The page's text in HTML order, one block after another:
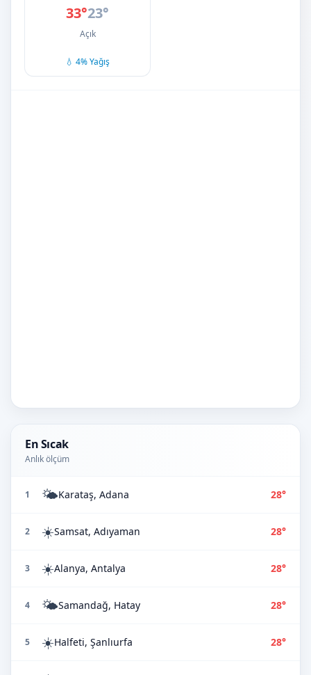
33°23°
Açık
💧 4% Yağış
En Sıcak
Anlık ölçüm
1 🌤️Karataş, Adana 28°
2 ☀️Samsat, Adıyaman 28°
3 ☀️Alanya, Antalya 28°
4 🌤️Samandağ, Hatay 28°
5 ☀️Halfeti, Şanlıurfa 28°